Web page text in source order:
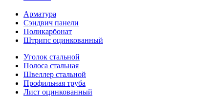
Арматура
Сэндвич панели
Поликарбонат
Штрипс оцинкованный
Уголок стальной
Полоса стальная
Швеллер стальной
Профильная труба
Лист оцинкованный